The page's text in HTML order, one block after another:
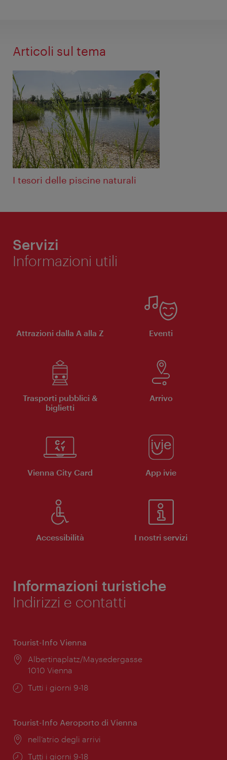
Articoli sul tema
I tesori delle piscine naturali
Servizi
Informazioni utili
Attrazioni dalla A alla Z Eventi
Trasporti pubblici &
biglietti
Arrivo
Vienna City Card App ivie
Accessibilità I nostri servizi
Informazioni turistiche
Indirizzi e contatti
Tourist-Info Vienna
Posizione:
Albertinaplatz/Maysedergasse
1010 Vienna
Orari
Tutti i giorni 9-18
Tourist-Info Aeroporto di Vienna
Posizione:
nell’atrio degli arrivi
Orari
Tutti i giorni 9-18